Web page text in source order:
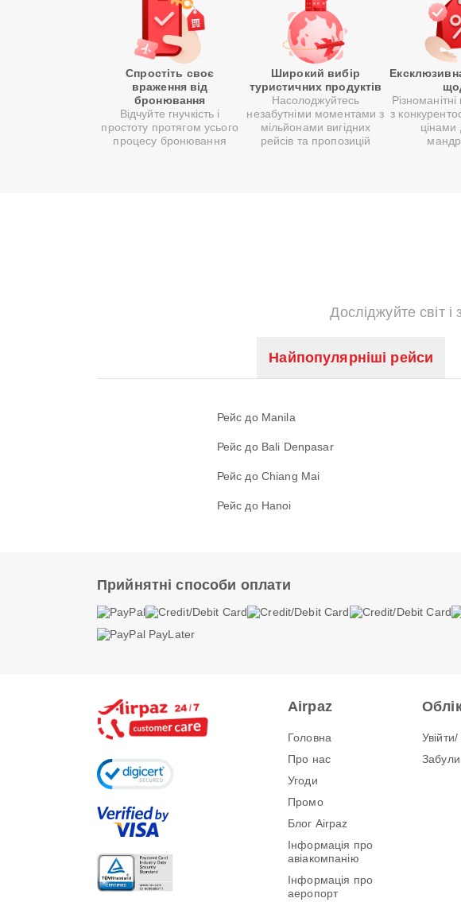
Спростіть своє
враження від
бронювання
Відчуйте гнучкість і
простоту протягом усього
процесу бронювання
Широкий вибір
туристичних продуктів
Насолоджуйтесь
незабутніми моментами з
мільйонами вигідних
рейсів та пропозицій
з
цінами
Досліджуйте світ
Найпопулярніші рейси
Рейс до Manila
Рейс до Bali Denpasar
Рейс до Chiang Mai
Рейс до Hanoi
Прийнятні способи оплати
Airpaz
Головна
Про нас
Угоди
Промо
Блог Airpaz
Інформація про
авіакомпанію
Інформація про
аеропорт